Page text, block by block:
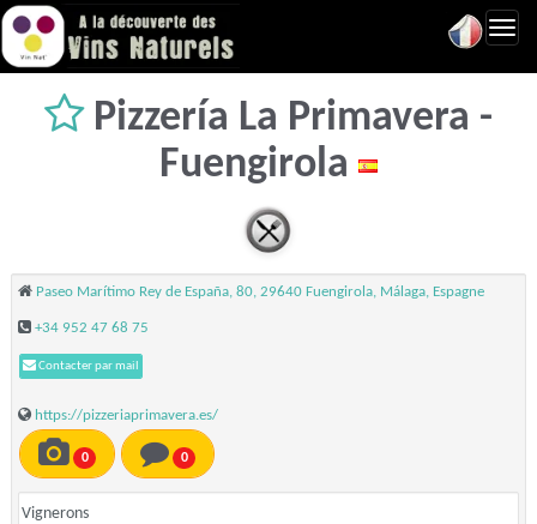
Pizzería La Primavera -
Fuengirola
Paseo Marítimo Rey de España, 80, 29640 Fuengirola, Málaga, Espagne
+34 952 47 68 75
Contacter par mail
https://pizzeriaprimavera.es/
0 0
Vignerons